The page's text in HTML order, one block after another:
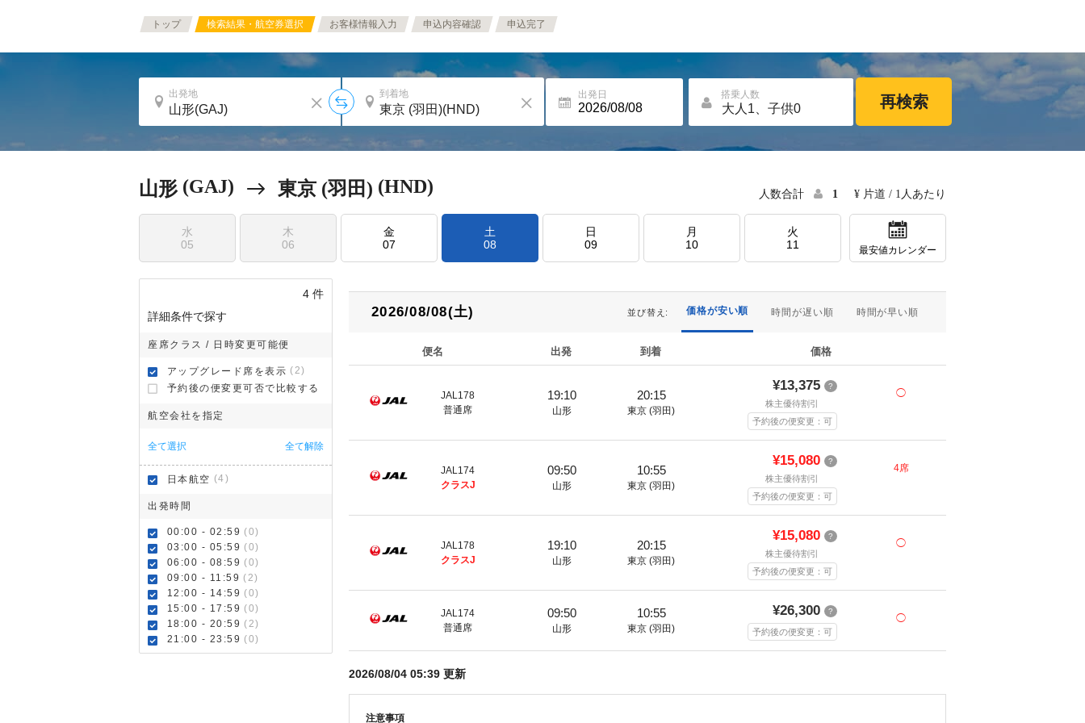
トップ 検索結果・航空券選択 お客様情報入力 申込内容確認 申込完了
出発地 到着地 出発日 搭乗人数 再検索
山形(GAJ) 東京 (羽田) (HND) 人数合計 1 ¥ 片道 / 1人あたり
水
05
木
06
金
07
土
08
日
09
月
10
火
11
最安値カレンダー
詳細条件で探す
4 件
座席クラス / 日時変更可能便
アップグレード席を表示 (2)
予約後の便変更可否で比較する
航空会社を指定
全て選択 全て解除
日本航空 (4)
出発時間
00:00 - 02:59 (0)
03:00 - 05:59 (0)
06:00 - 08:59 (0)
09:00 - 11:59 (2)
12:00 - 14:59 (0)
15:00 - 17:59 (0)
18:00 - 20:59 (2)
21:00 - 23:59 (0)
2026/08/08(土) 並び替え: 価格が安い順 時間が遅い順 時間が早い順
便名 出発 到着 価格
JAL178
普通席
19:10
山形
20:15
東京 (羽田)
¥13,375 ?
株主優待割引
予約後の便変更：可
◯
JAL174
クラスJ
09:50
山形
10:55
東京 (羽田)
¥15,080 ?
株主優待割引
予約後の便変更：可
4席
JAL178
クラスJ
19:10
山形
20:15
東京 (羽田)
¥15,080 ?
株主優待割引
予約後の便変更：可
◯
JAL174
普通席
09:50
山形
10:55
東京 (羽田)
¥26,300 ?
予約後の便変更：可
◯
2026/08/04 05:39 更新
注意事項